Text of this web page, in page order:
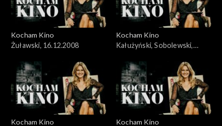
Kocham Kino
Żuławski, 16.12.2008
Kocham Kino
Kałużyński, Sobolewski,
Kocham Kino
Kocham Kino